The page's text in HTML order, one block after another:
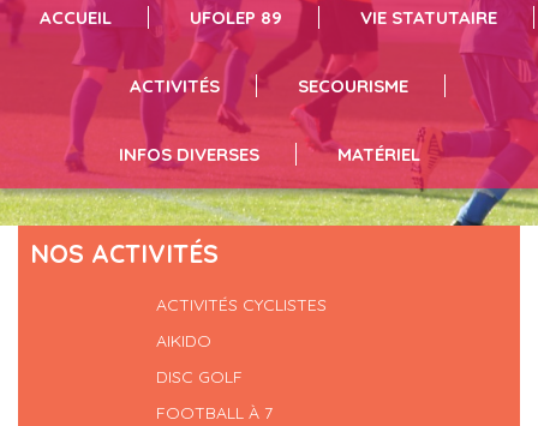
vous pouvez résrever du matériel en suivant le lien
infos et inscriptions en suivant le lien
séances de sport cliquez ici
ACCUEIL UFOLEP 89 VIE STATUTAIRE
ACTIVITÉS SECOURISME
INFOS DIVERSES MATÉRIEL
NOS ACTIVITÉS
ACTIVITÉS CYCLISTES
AIKIDO
DISC GOLF
FOOTBALL À 7